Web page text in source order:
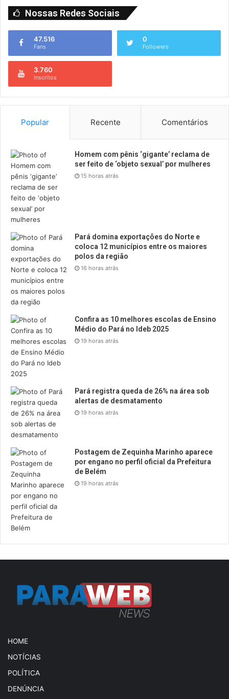
Nossas Redes Sociais
47.516
Fans
0
Followers
3.760
Inscritos
Popular Recente Comentários
Homem com pênis ‘gigante’ reclama de
ser feito de ‘objeto sexual’ por mulheres
15 horas atrás
Pará domina exportações do Norte e
coloca 12 municípios entre os maiores
polos da região
16 horas atrás
Confira as 10 melhores escolas de Ensino
Médio do Pará no Ideb 2025
19 horas atrás
Pará registra queda de 26% na área sob
alertas de desmatamento
19 horas atrás
Postagem de Zequinha Marinho aparece
por engano no perfil oficial da Prefeitura
de Belém
19 horas atrás
HOME
NOTÍCIAS
POLÍTICA
DENÚNCIA